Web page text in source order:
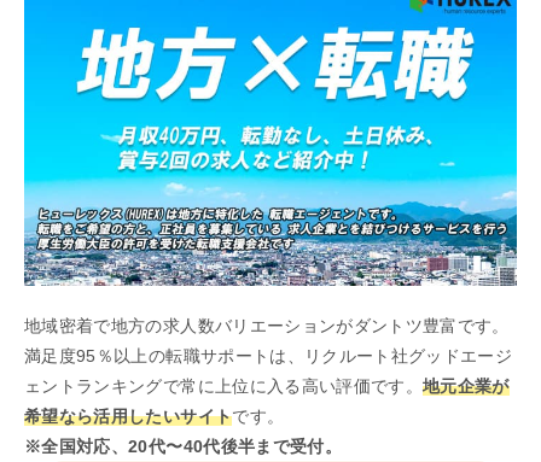
地域密着で地方の求人数バリエーションがダントツ豊富です。
満足度95％以上の転職サポートは、リクルート社グッドエージ
ェントランキングで常に上位に入る高い評価です。地元企業が
希望なら活用したいサイトです。
※全国対応、20代〜40代後半まで受付。